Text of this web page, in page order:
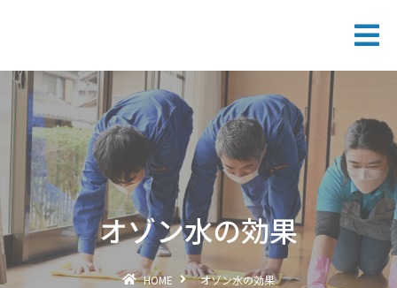
オゾン水の効果
HOME オゾン水の効果